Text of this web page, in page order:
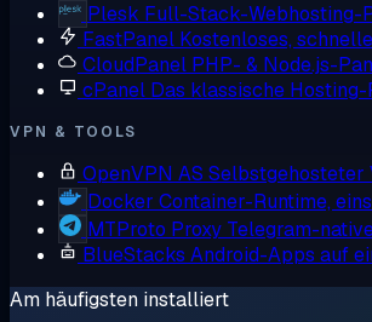
Plesk Full-Stack-Webhosting-
FastPanel Kostenloses,
CloudPanel PHP- & Node.js-
cPanel Das klassische
VPN & TOOLS
OpenVPN AS Selbstgehosteter
Docker Container-Runtime,
MTProto Proxy Telegram-
BlueStacks Android-Apps auf
Am häufigsten installiert